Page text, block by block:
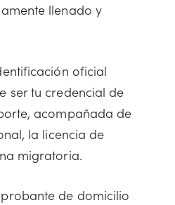
llenado y
oficial
ser tu credencial de
acompañada de
la licencia de
migratoria.
de domicilio